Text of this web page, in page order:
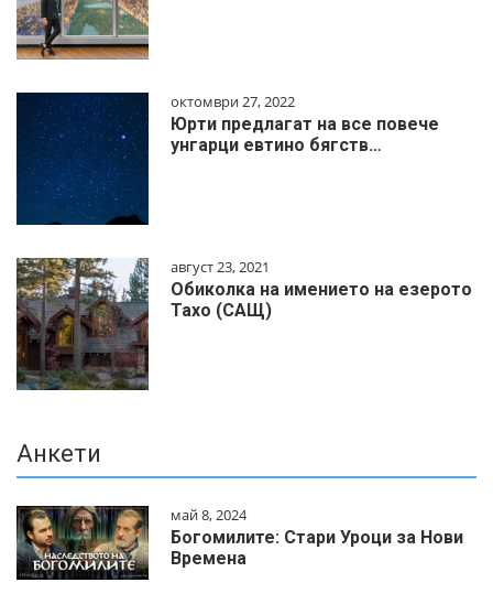
октомври 27, 2022
Юрти предлагат на все повече
унгарци евтино бягств…
август 23, 2021
Обиколка на имението на езерото
Тахо (САЩ)
Анкети
май 8, 2024
Богомилите: Стари Уроци за Нови
Времена